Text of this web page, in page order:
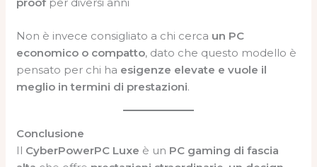
Non è invece consigliato a chi cerca un PC
economico o compatto, dato che questo modello è
pensato per chi ha esigenze elevate e vuole il
meglio in termini di prestazioni.
Conclusione
Il CyberPowerPC Luxe è un PC gaming di fascia